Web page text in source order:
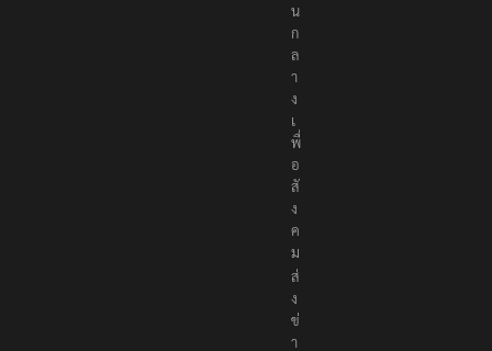
น
ก
ล
า
ง
เ
พื่
อ
สั
ง
ค
ม
ส่
ง
ข่
า